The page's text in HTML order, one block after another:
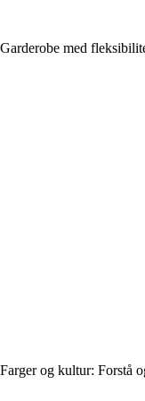
Garderobe med
Farger og kultur: Forstå